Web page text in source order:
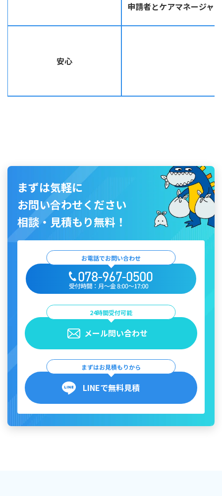
申請者とケアマネージャ
安心
まずは気軽に
お問い合わせください
相談・見積もり無料！
お電話でお問い合わせ
24時間受付可能
メール問い合わせ
まずはお見積もりから
LINEで無料見積